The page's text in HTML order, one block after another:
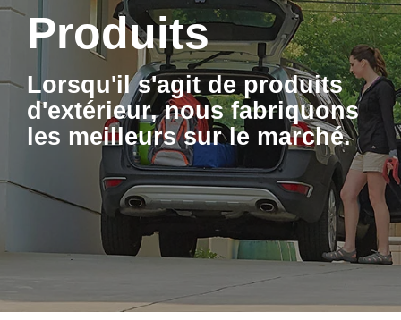
Produits
Lorsqu'il s'agit de produits
d'extérieur, nous fabriquons
les meilleurs sur le marché.